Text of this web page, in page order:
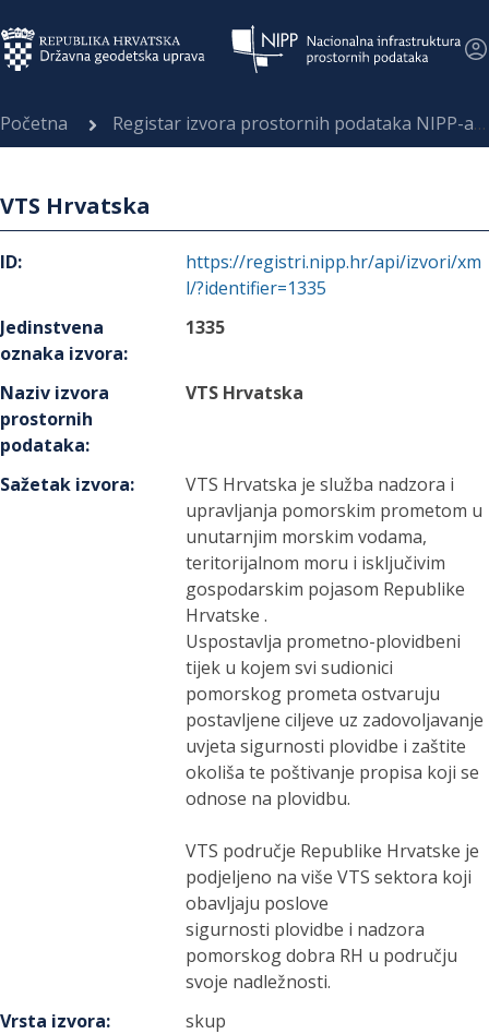
Početna Registar izvora prostornih podataka NIPP-a
VTS Hrvatska
ID:
https://registri.nipp.hr/api/izvori/xm
l/?identifier=1335
Jedinstvena
oznaka izvora:
1335
Naziv izvora
prostornih
podataka:
VTS Hrvatska
Sažetak izvora:
VTS Hrvatska je služba nadzora i
upravljanja pomorskim prometom u
unutarnjim morskim vodama,
teritorijalnom moru i isključivim
gospodarskim pojasom Republike
Hrvatske .
Uspostavlja prometno-plovidbeni
tijek u kojem svi sudionici
pomorskog prometa ostvaruju
postavljene ciljeve uz zadovoljavanje
uvjeta sigurnosti plovidbe i zaštite
okoliša te poštivanje propisa koji se
odnose na plovidbu.
VTS područje Republike Hrvatske je
podjeljeno na više VTS sektora koji
obavljaju poslove
sigurnosti plovidbe i nadzora
pomorskog dobra RH u području
svoje nadležnosti.
Vrsta izvora:
skup